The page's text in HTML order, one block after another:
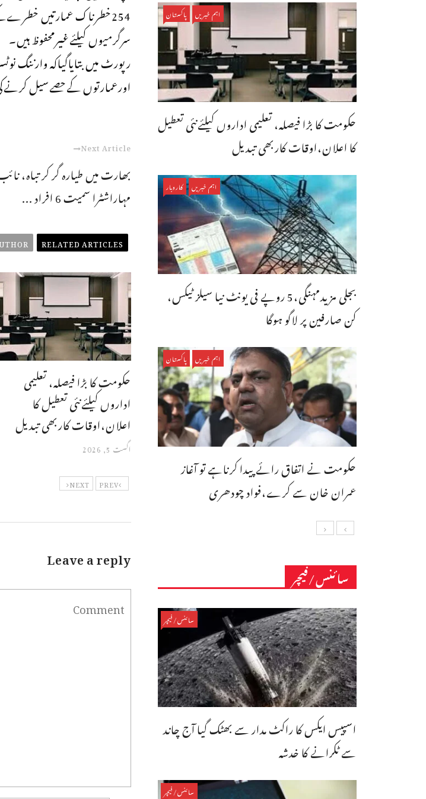
254خطرناک عمارتیں
سرگرمیوں کیلئےغیرمحفوظ ہیں۔
رپورٹ میں بتایاگیاکہ وارننگ
اورعمارتوں کےحصےسیل
Next Article
بھارت میں طیارہ گر کر تباہ،
مہاراشٹرا سمیت 6 افراد ...
RELATED ARTICLES
حکومت کا بڑا فیصلہ، تعلیمی
اداروں کیلئےنئی تعطیل کا
اعلان،اوقات کاربھی تبدیل
اگست 5, 2026
PREV
NEXT
Leave a reply
اہم خبریں پاکستان
حکومت کا بڑا فیصلہ، تعلیمی اداروں کیلئےنئی تعطیل
کا اعلان،اوقات کاربھی تبدیل
اہم خبریں کاروبار
بجلی مزیدمہنگی،5 روپے فی یونٹ نیا سیلز ٹیکس،
کن صارفین پر لاگو ہوگا
اہم خبریں پاکستان
حکومت نے اتفاق رائے پیدا کرناہے تو آغاز
عمران خان سے کرے،فواد چودھری
سائنس/فیچر
سائنس/فیچر
اسپیس ایکس کا راکٹ مدار سے بھٹک گیا آج چاند
سے ٹکرانے کا خدشہ
سائنس/فیچر